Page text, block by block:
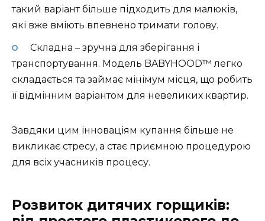
такий варіант більше підходить для малюків,
які вже вміють впевнено тримати голову.
Складна – зручна для зберігання і
транспортування. Модель BABYHOOD™ легко
складається та займає мінімум місця, що робить
її відмінним варіантом для невеликих квартир.
Завдяки цим інноваціям купання більше не
викликає стресу, а стає приємною процедурою
для всіх учасників процесу.
Розвиток дитячих горщиків: